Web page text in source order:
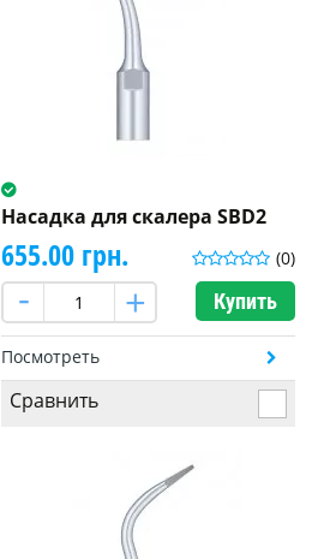
Насадка для скалера SBD2
(0)
655.00 грн.
Купить
Посмотреть
Сравнить